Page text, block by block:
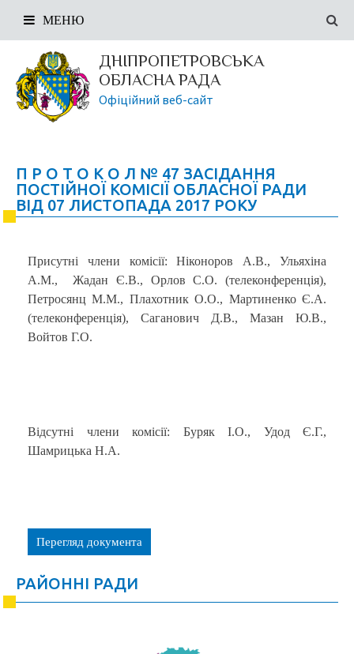
ДНІПРОПЕТРОВСЬКА
ОБЛАСНА РАДА
Офіційний веб-сайт
МЕНЮ
П Р О Т О К О Л № 47 ЗАСІДАННЯ
ПОСТІЙНОЇ КОМІСІЇ ОБЛАСНОЇ РАДИ
ВІД 07 ЛИСТОПАДА 2017 РОКУ
Присутні члени комісії: Ніконоров А.В., Ульяхіна
А.М., Жадан Є.В., Орлов С.О. (телеконференція),
Петросянц М.М., Плахотник О.О., Мартиненко Є.А.
(телеконференція), Саганович Д.В., Мазан Ю.В.,
Войтов Г.О.
Відсутні члени комісії: Буряк І.О., Удод Є.Г.,
Шамрицька Н.А.
Перегляд документа
РАЙОННІ РАДИ